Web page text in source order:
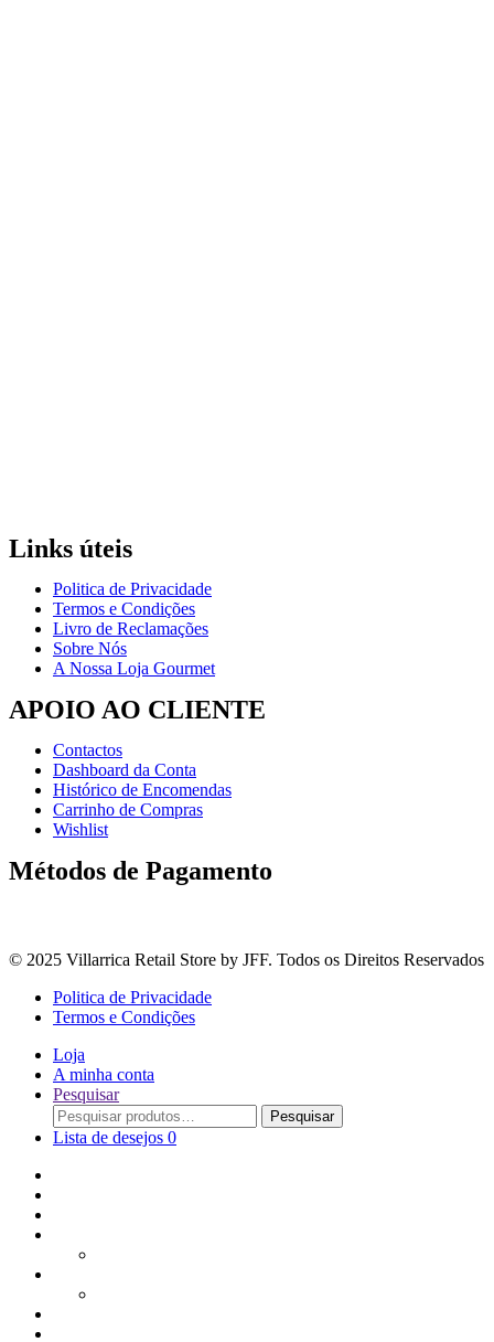
Links úteis
Politica de Privacidade
Termos e Condições
Livro de Reclamações
Sobre Nós
A Nossa Loja Gourmet
APOIO AO CLIENTE
Contactos
Dashboard da Conta
Histórico de Encomendas
Carrinho de Compras
Wishlist
Métodos de Pagamento
© 2025 Villarrica Retail Store by JFF. Todos os Direitos Reservados
Politica de Privacidade
Termos e Condições
Loja
A minha conta
Pesquisar
Procurar
por:
Pesquisar
Lista de desejos 0